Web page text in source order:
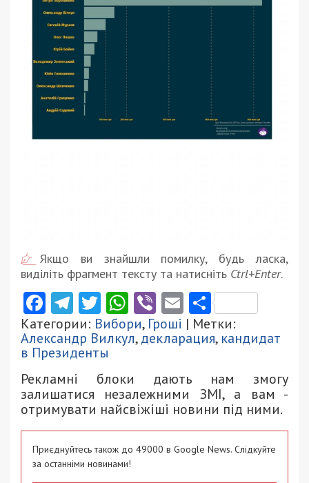
Якщо ви знайшли помилку, будь ласка,
виділіть фрагмент тексту та натисніть Ctrl+Enter.
Facebook
Telegram
Twitter
WhatsApp
ViberEmail
Категории: Вибори, Гроші | Метки:
Александр Вилкул,декларация, кандидат
в Президенты
Рекламні блоки дають нам змогу
залишатися незалежними ЗМІ, а вам -
отримувати найсвіжіші новини під ними.
Приєднуйтесь також до 49000 в Google News. Слідкуйте
за останніми новинами!